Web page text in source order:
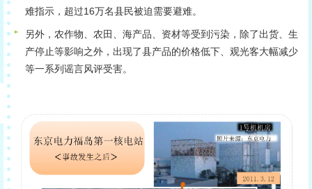
难指示，超过16万名县民被迫需要避难。
另外，农作物、农田、海产品、资材等受到污染，除了出货、生
产停止等影响之外，出现了县产品的价格低下、观光客大幅减少
等一系列谣言风评受害。